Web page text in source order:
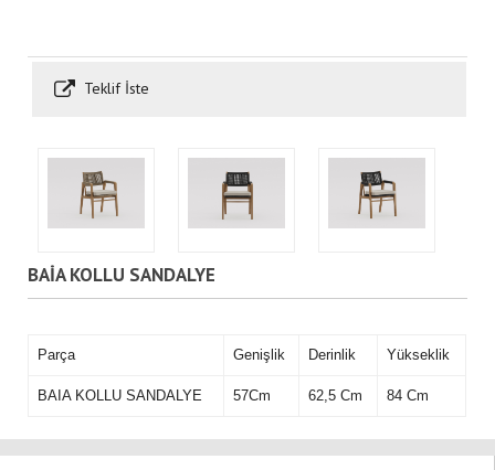
Teklif İste
BAİA KOLLU SANDALYE
Parça Genişlik Derinlik Yükseklik
BAIA KOLLU SANDALYE 57Cm 62,5 Cm 84 Cm